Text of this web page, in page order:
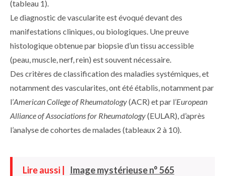
(tableau 1).
Le diagnostic de vascularite est évoqué devant des
manifestations cliniques, ou biologiques. Une preuve
histologique obtenue par biopsie d’un tissu accessible
(peau, muscle, nerf, rein) est souvent nécessaire.
Des critères de classification des maladies systémiques, et
notamment des vascularites, ont été établis, notamment par
l’American College of Rheumatology(ACR) et par l’European
Alliance of Associations for Rheumatology(EULAR), d’après
l’analyse de cohortes de malades (tableaux 2 à 10).
Lire aussi | Image mystérieuse n° 565